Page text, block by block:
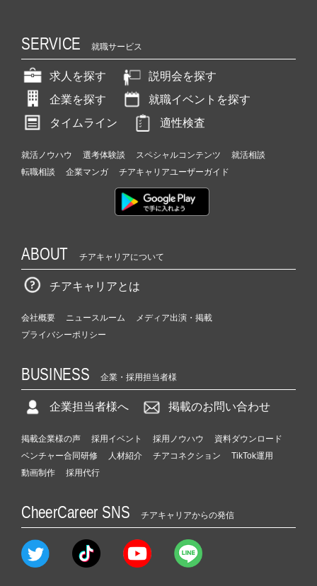
SERVICE 就職サービス
求人を探す
説明会を探す
企業を探す
就職イベントを探す
タイムライン
適性検査
就活ノウハウ 選考体験談 スペシャルコンテンツ
就活相談
転職相談
企業マンガ チアキャリアユーザーガイド
ABOUT チアキャリアについて
チアキャリアとは
会社概要 ニュースルーム
メディア出演・掲載
プライバシーポリシー
BUSINESS 企業・採用担当者様
企業担当者様へ 掲載のお問い合わせ
掲載企業様の声 採用イベント 採用ノウハウ
資料ダウンロード
ベンチャー合同研修
人材紹介 チアコネクション
TikTok運用
動画制作
採用代行
CheerCareer SNS チアキャリアからの発信